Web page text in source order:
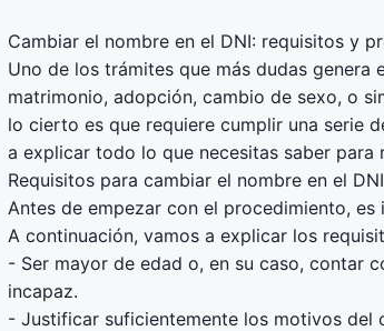
Cambiar el nombre en el DNI: requisitos y
Uno de los trámites que más dudas
matrimonio, adopción, cambio de sexo, o
lo cierto es que requiere cumplir una serie
a explicar todo lo que necesitas saber para
Requisitos para cambiar el nombre en el DNI
Antes de empezar con el procedimiento,
A continuación, vamos a explicar los
- Ser mayor de edad o, en su caso, contar
incapaz.
- Justificar suficientemente los motivos del